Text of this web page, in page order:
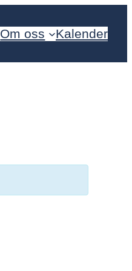
Om oss Kalender